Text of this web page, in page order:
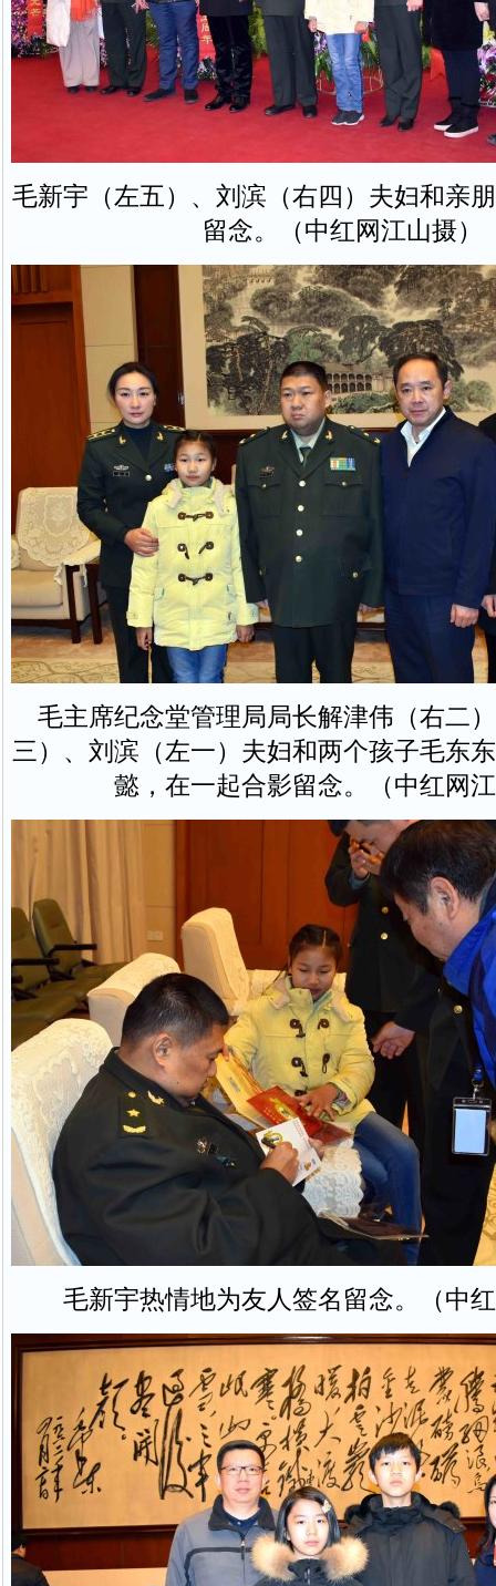
毛新宇（左五）、刘滨（右四）夫妇和亲
留念。（中红网江山摄）
毛主席纪念堂管理局局长解津伟（右二
三）、刘滨（左一）夫妇和两个孩子毛东
懿，在一起合影留念。（中红网
毛新宇热情地为友人签名留念。（中